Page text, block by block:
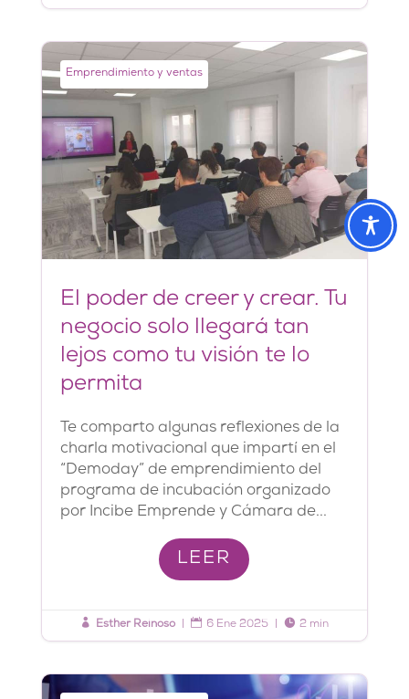
Emprendimiento y ventas
El poder de creer y crear. Tu
negocio solo llegará tan
lejos como tu visión te lo
permita
Te comparto algunas reflexiones de la
charla motivacional que impartí en el
“Demoday” de emprendimiento del
programa de incubación organizado
por Incibe Emprende y Cámara de...
LEER
 Esther Reinoso  6 Ene 2025  2 min